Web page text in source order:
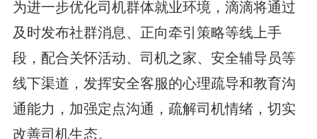
为进一步优化司机群体就业环境，滴滴将通过
及时发布社群消息、正向牵引策略等线上手
段，配合关怀活动、司机之家、安全辅导员等
线下渠道，发挥安全客服的心理疏导和教育沟
通能力，加强定点沟通，疏解司机情绪，切实
改善司机生态。